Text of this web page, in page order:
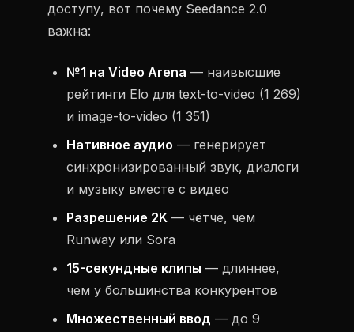
доступу, вот почему Seedance 2.0
важна:
№1 на Video Arena — наивысшие
рейтинги Elo для text-to-video (1 269)
и image-to-video (1 351)
Нативное аудио — генерирует
синхронизированный звук, диалоги
и музыку вместе с видео
Разрешение 2K — чётче, чем
Runway или Sora
15-секундные клипы — длиннее,
чем у большинства конкурентов
Множественный ввод — до 9